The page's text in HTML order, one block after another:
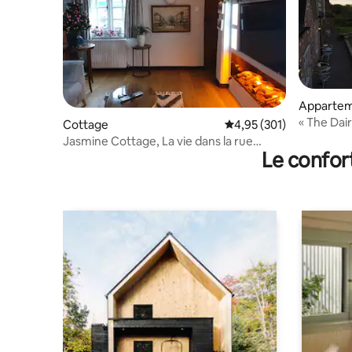
Cottage Évaluation moyenne
4,95 (301)
Jasmine Cottage, La vie dans la rue
« The
Le